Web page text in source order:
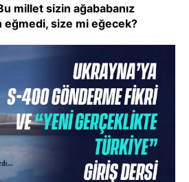
millet sizin ağababanız
eğmedi, size mi eğecek?